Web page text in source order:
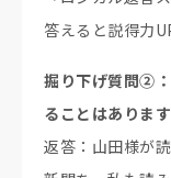
答えると説得力
掘り下げ質問②
ることはあります
返答：山田様が